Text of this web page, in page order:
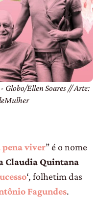
Globo/Ellen Soares // Arte:
pena viver” é o nome
Claudia Quintana
‘, folhetim das
Fagundes.